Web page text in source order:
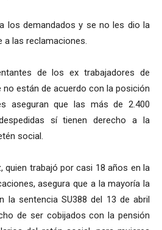
los demandados y se no les dio la
a las reclamaciones.
de los ex trabajadores de
no están de acuerdo con la posición
aseguran que las más de 2.400
sí tienen derecho a la
social.
quien trabajó por casi 18 años en la
asegura que a la mayoría la
la sentencia SU388 del 13 de abril
de ser cobijados con la pensión